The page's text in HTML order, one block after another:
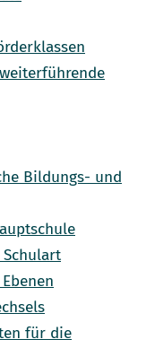
Bildungs- und
Schulart
für die